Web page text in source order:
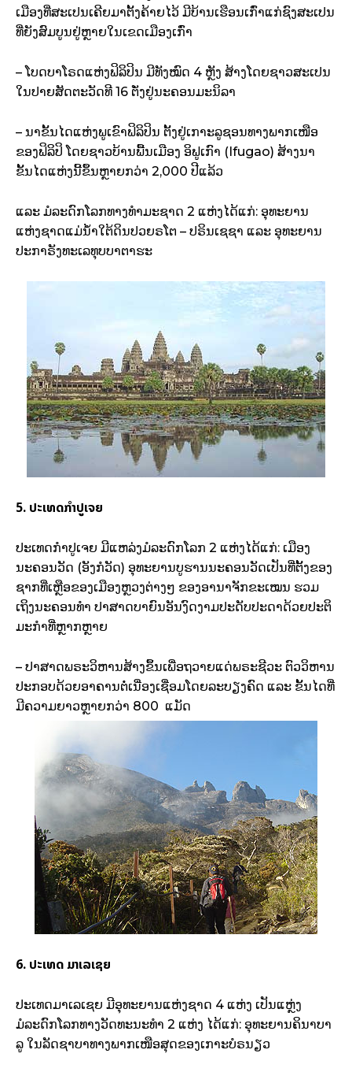
ເມືອງທີ່ສະເປນເຄີຍມາຕັ້ງຄ້າຍໄວ້ ມີບ້ານເຮືອນເກົ່າແກ່ຊົງສະເປນ
ທີ່ຍັງສົມບູນຢູ່ຫຼາຍໃນເຂດເມືອງເກົ່າ
– ໂບດບາໂຣດແຫ່ງຟິລິປິນ ມີທັງໝົດ 4 ຫຼັງ ສ້າງໂດຍຊາວສະເປນ
ໃນປາຍສັດຕະວັດທີ 16 ຕັ່ງຢູ່ນະຄອນມະນິລາ
– ນາຂັ້ນໄດແຫ່ງພູເຂົາຟິລິປິນ ຕັ້ງຢູ່ເກາະລູຊອນທາງພາກເໜືອ
ຂອງຟິລິປິ ໂດຍຊາວບ້ານພື້ນເມືອງ ອິຟູເກົາ (Ifugao) ສ້າງນາ
ຂັ້ນໄດແຫ່ງນີ້ຂຶ້ນຫຼາຍກວ່າ 2,000 ປີແລ້ວ
ແລະ ມໍລະດົກໂລກທາງທຳມະຊາດ 2 ແຫ່ງໄດ້ແກ່: ອຸທະຍານ
ແຫ່ງຊາດແມ່ນ້ຳໃຕ້ດິນປວຍຣໂຕ – ປຣິນເຊຊາ ແລະ ອຸທະຍານ
ປະກາຣັງທະເລທຸບບາຕາຮະ
5. ປະເທດກຳປູເຈຍ
ປະເທດກຳປູເຈຍ ມີແຫລ່ງມໍລະດົກໂລກ 2 ແຫ່ງໄດ້ແກ່: ເມືອງ
ນະຄອນວັດ (ອັງກໍວັດ) ອຸທະຍານບູຮານນະຄອນວັດເປັນທີ່ຕັ້ງຂອງ
ຊາກທີ່ເຫຼືອຂອງເມືອງຫຼວງຕ່າງໆ ຂອງອານາຈັກຂະເໝນ ຮວມ
ເຖິງນະຄອນທຳ ປາສາດບາຍົນອັນງົດງາມປະດັບປະດາດ້ວຍປະຕິ
ມະກຳທີ່ຫຼາກຫຼາຍ
– ປາສາດພຣະວິຫານສ້າງຂຶ້ນເພື່ອຖວາຍແດ່ພຣະຊີວະ ຕົວວິຫານ
ປະກອບດ້ວຍອາຄານຕໍ່ເນື່ອງເຊື່ອມໂດຍລະບຽງຄົດ ແລະ ຂັ້ນໄດທີ່
ມີຄວາມຍາວຫຼາຍກວ່າ 800 ແມັດ
6. ປະເທດ ມາເລເຊຍ
ປະເທດມາເລເຊຍ ມີອຸທະຍານແຫ່ງຊາດ 4 ແຫ່ງ ເປັນແຫຼ່ງ
ມໍລະດົກໂລກທາງວັດທະນະທຳ 2 ແຫ່ງ ໄດ້ແກ່: ອຸທະຍານຄິນາບາ
ລູ ໃນລັດຊາບາທາງພາກເໜືອສຸດຂອງເກາະບໍຣນຽວ